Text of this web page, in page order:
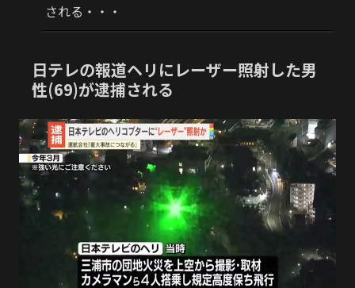
される・・・
日テレの報道ヘリにレーザー照射した男
性(69)が逮捕される